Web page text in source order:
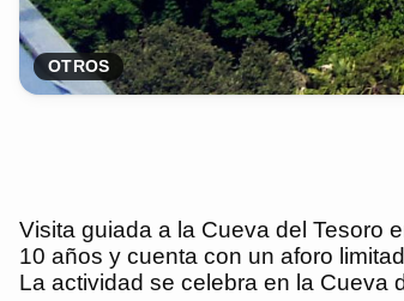
OTROS
Visita guiada a la Cueva del Tesoro
10 años y cuenta con un aforo
La actividad se celebra en la Cueva